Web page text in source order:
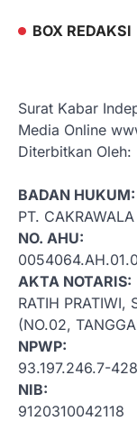
BOX REDAKSI
Surat Kabar
Media Online
Diterbitkan Oleh:
BADAN HUKUM:
PT.
NO. AHU:
AKTA NOTARIS:
RATIH PRATIWI,
(NO.02,
NPWP:
93.197.246.7-
NIB:
9120310042118